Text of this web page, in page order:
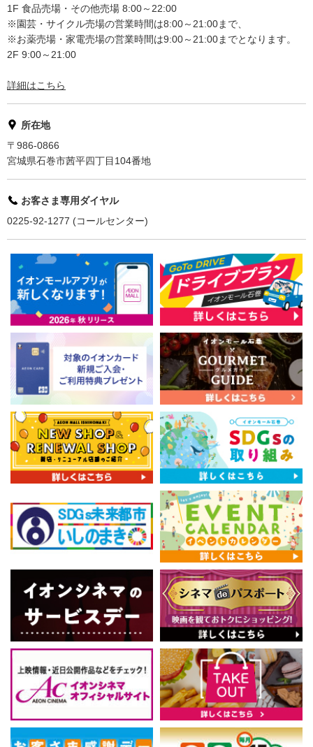
1F 食品売場・その他売場 8:00～22:00
※園芸・サイクル売場の営業時間は8:00～21:00まで、
※お薬売場・家電売場の営業時間は9:00～21:00までとなります。
2F 9:00～21:00
詳細はこちら
所在地
〒986-0866
宮城県石巻市茜平四丁目104番地
お客さま専用ダイヤル
0225-92-1277 (コールセンター)